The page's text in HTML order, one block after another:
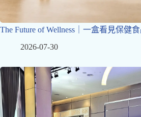
The Future of Wellness｜一盒看見保健
2026-07-30